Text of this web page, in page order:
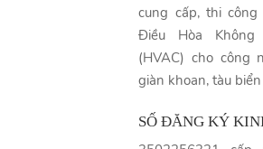
cung cấp, thi
Điều Hòa
(HVAC) cho công
giàn khoan, tàu biển
SỐ ĐĂNG KÝ